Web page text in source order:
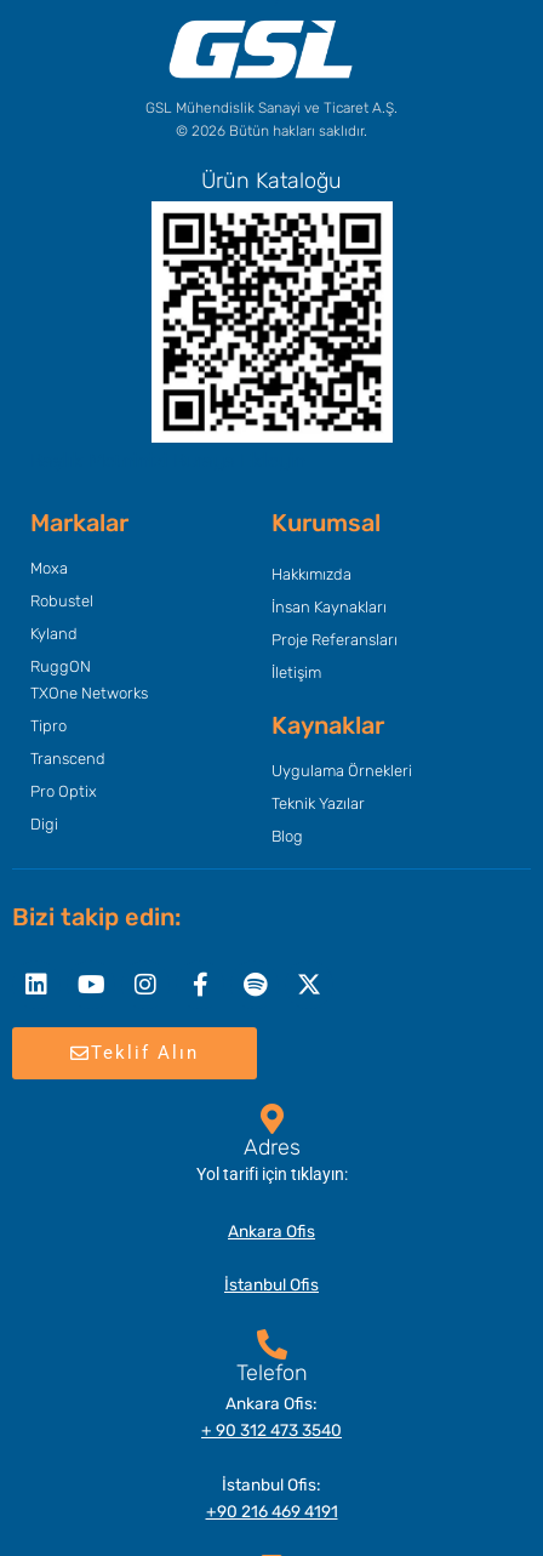
GSL Mühendislik Sanayi ve Ticaret A.Ş.
© 2026 Bütün hakları saklıdır.
Ürün Kataloğu
Markalar
Moxa
Robustel
Kyland
RuggON
TXOne Networks
Tipro
Transcend
Pro Optix
Digi
Kurumsal
Hakkımızda
İnsan Kaynakları
Proje Referansları
İletişim
Kaynaklar
Uygulama Örnekleri
Teknik Yazılar
Blog
Bizi takip edin:
f
twitter
Teklif Alın
Adres
Yol tarifi için tıklayın:
Ankara Ofis
İstanbul Ofis
Telefon
Ankara Ofis:
+ 90 312 473 3540
İstanbul Ofis:
+90 216 469 4191